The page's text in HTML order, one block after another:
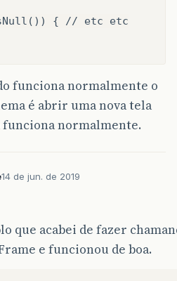
{ // etc etc
funciona normalmente o
é abrir uma nova tela
funciona normalmente.
14 de jun. de 2019
que acabei de fazer
e funcionou de boa.